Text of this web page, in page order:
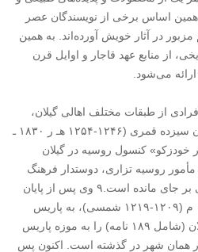
اساس برخی از نویسندگان عصر
مزبور در آثار خویش آورده‌اند. به همین
از منابع عهد قاجار و اوایل قرن
می‌شود.
از طبقات مختلف اهالی گیلان،
مربوط به سال‌های نیمه اول قرن سیزده قمری (۱۲۴۶-۱۲۵۴ هـ ر ۱۸۳۰ ـ
خودزکو» کنسول روسیه در گیلان
روسیه تزاری، دوستدار فرهنگ
ایرانی و فولکلور گیلانی، تألیفاتی بر جای مانده است.۹ وی پس از پایان
مأموریت کنسولی، در دهه ۱۸۳۰ م (۱۲۰۹-۱۲۱۹ شمسی)، به پاریس
رفته و پرونده مکاتبات اهالی گیلان (شامل ۱۸۹ نامه) را به موزه پاریس
۱۸۸۱ میلادی در همان شهر در گذشته است. اکنون پس